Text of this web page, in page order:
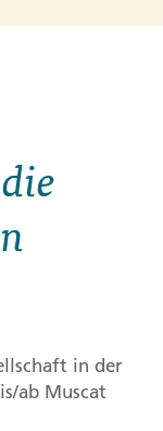
in der
ab Muscat